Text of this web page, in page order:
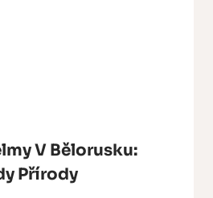
V Bělorusku:
Přírody